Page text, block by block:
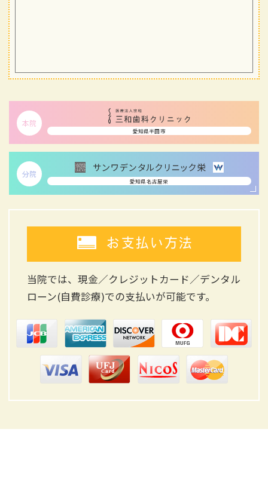
本院
愛知県半田市
分院
愛知県名古屋栄
お支払い方法
当院では、現金／クレジットカード／デンタル
ローン(自費診療)での支払いが可能です。